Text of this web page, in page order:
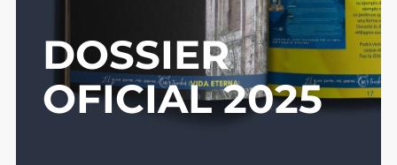
DOSSIER
OFICIAL 2025